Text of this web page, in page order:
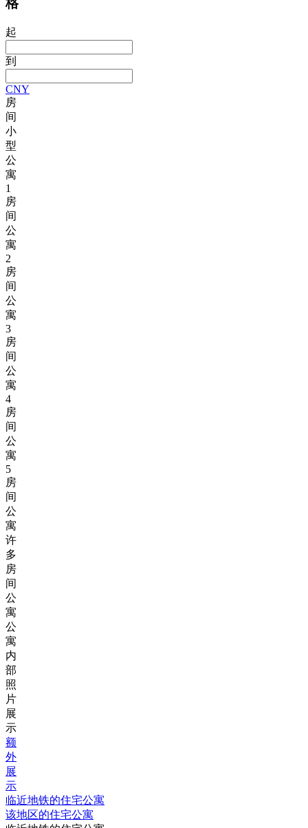
格
起
到
CNY
房
间
小
型
公
寓
1
房
间
公
寓
2
房
间
公
寓
3
房
间
公
寓
4
房
间
公
寓
5
房
间
公
寓
许
多
房
间
公
寓
公
寓
内
部
照
片
展
示
额
外
展
示
临近地铁的住宅公寓
该地区的住宅公寓